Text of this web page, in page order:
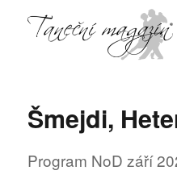
Šmejdi,
Program NoD září